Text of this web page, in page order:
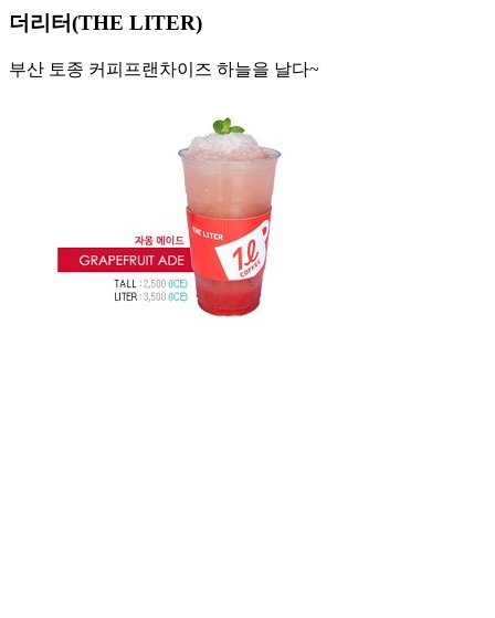
더리터(THE LITER)
부산 토종 커피프랜차이즈 하늘을 날다~